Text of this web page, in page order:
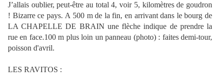
J’allais oublier, peut-être au total 4, voir 5, kilomètres de goudron
! Bizarre ce pays. A 500 m de la fin, en arrivant dans le bourg de
LA CHAPELLE DE BRAIN une flèche indique de prendre la
rue en face.100 m plus loin un panneau (photo) : faites demi-tour,
poisson d'avril.
LES RAVITOS :